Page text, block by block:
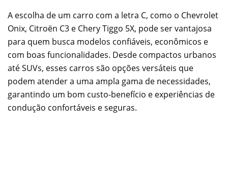
A escolha de um carro com a letra C, como o Chevrolet
Onix, Citroën C3 e Chery Tiggo 5X, pode ser vantajosa
para quem busca modelos confiáveis, econômicos e
com boas funcionalidades. Desde compactos urbanos
até SUVs, esses carros são opções versáteis que
podem atender a uma ampla gama de necessidades,
garantindo um bom custo-benefício e experiências de
condução confortáveis e seguras.